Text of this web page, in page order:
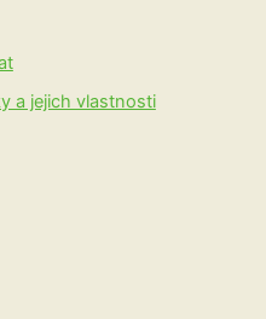
a jejich vlastnosti